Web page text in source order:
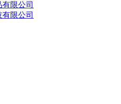
有限公司
有限公司